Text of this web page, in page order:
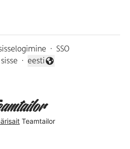
· SSO
·
Vaheta keelt
eesti
Teamtailor